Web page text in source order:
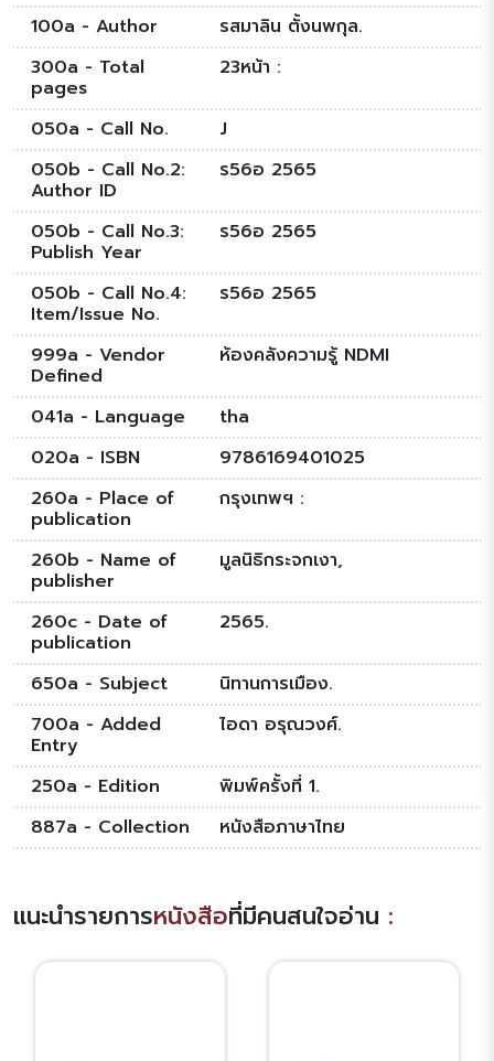
100a - Author
รสมาลิน ตั้งนพกุล.
300a - Total
pages
23หน้า :
050a - Call No.
J
050b - Call No.2:
Author ID
ร56อ 2565
050b - Call No.3:
Publish Year
ร56อ 2565
050b - Call No.4:
Item/Issue No.
ร56อ 2565
999a - Vendor
Defined
ห้องคลังความรู้ NDMI
041a - Language
tha
020a - ISBN
9786169401025
260a - Place of
publication
กรุงเทพฯ :
260b - Name of
publisher
มูลนิธิกระจกเงา,
260c - Date of
publication
2565.
650a - Subject
นิทานการเมือง.
700a - Added
Entry
ไอดา อรุณวงศ์.
250a - Edition
พิมพ์ครั้งที่ 1.
887a - Collection
หนังสือภาษาไทย
แนะนำรายการหนังสือที่มีคนสนใจอ่าน :